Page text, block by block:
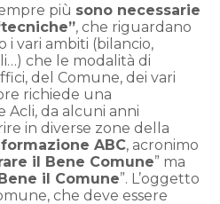
più sono necessarie
, che riguardano
i vari ambiti (bilancio,
che le modalità di
del Comune, dei vari
richiede una
Acli, da alcuni anni
in diverse zone della
ABC, acronimo
il Bene Comune” ma
il Comune”. L’oggetto
che deve essere